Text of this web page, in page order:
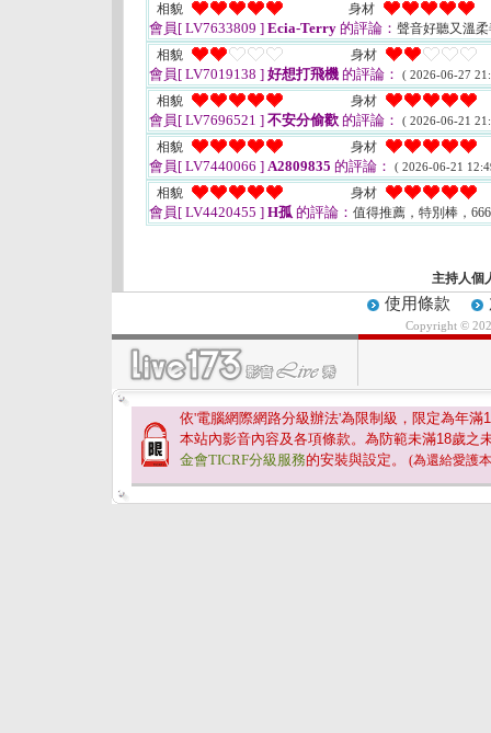
相貌
身材
會員[ LV7633809 ] Ecia-Terry 的評論： 聲音好聽又溫
相貌
身材
會員[ LV7019138 ] 好想打飛機 的評論： ( 2026-06-27
相貌 身材
會員[ LV7696521 ] 不安分偷歡 的評論： ( 2026-06-21
相貌 身材
會員[ LV7440066 ] A2809835 的評論： ( 2026-06-21
相貌 身材
會員[ LV4420455 ] H孤 的評論： 值得推薦，特別棒，
主持人個
使用條款
Copyright ©
依'電腦網際網路分級辦法'為限制級，限定為年滿
本站內影音內容及各項條款。為防範未滿18歲之
金會TICRF分級服務的安裝與設定。 (為還給愛護